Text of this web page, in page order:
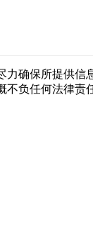
确保所提供信
负任何法律责